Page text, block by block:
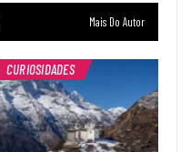
Mais Do Autor
CURIOSIDADES